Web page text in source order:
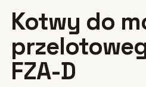
Firestop
Uszczelniacze, piany kleje
Kotwy do
FZA-D